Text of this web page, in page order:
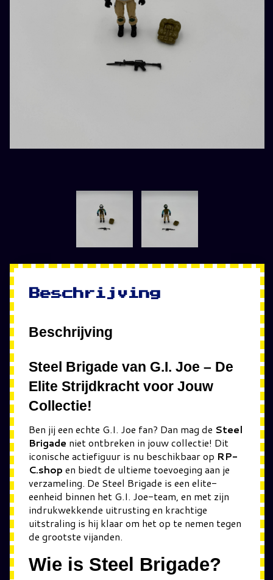
Beschrijving
Beschrijving
Steel Brigade van G.I. Joe – De
Elite Strijdkracht voor Jouw
Collectie!
Ben jij een echte G.I. Joe fan? Dan mag de Steel
Brigade niet ontbreken in jouw collectie! Dit
iconische actiefiguur is nu beschikbaar op RP-
C.shop en biedt de ultieme toevoeging aan je
verzameling. De Steel Brigade is een elite-
eenheid binnen het G.I. Joe-team, en met zijn
indrukwekkende uitrusting en krachtige
uitstraling is hij klaar om het op te nemen tegen
de grootste vijanden.
Wie is Steel Brigade?